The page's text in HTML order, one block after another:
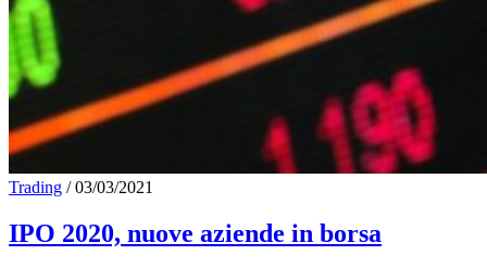
Trading / 03/03/2021
IPO 2020, nuove aziende in borsa